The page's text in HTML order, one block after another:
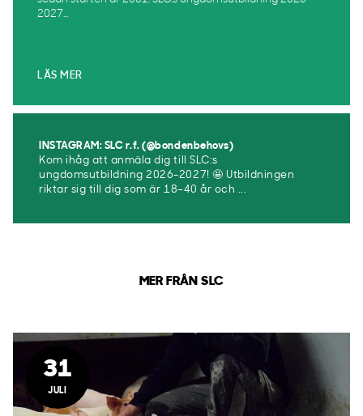
2027...
LÄS MER
INSTAGRAM: SLC r.f. (@bondenbehovs)
Kom ihåg att anmäla dig till SLC:s
ungdomsutbildning 2026-2027! 🤩 Utbildningen
riktar sig till dig som är 18–40 år och ...
MER FRÅN SLC
31
JULI